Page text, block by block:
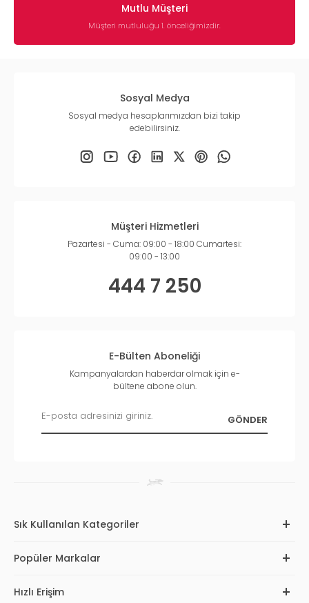
Mutlu Müşteri
Müşteri mutluluğu 1. önceliğimizdir.
Sosyal Medya
Sosyal medya hesaplarımızdan bizi takip
edebilirsiniz.
Müşteri Hizmetleri
Pazartesi - Cuma: 09:00 - 18:00 Cumartesi:
09:00 - 13:00
444 7 250
E-Bülten Aboneliği
Kampanyalardan haberdar olmak için e-
bültene abone olun.
Sık Kullanılan Kategoriler
Popüler Markalar
Hızlı Erişim